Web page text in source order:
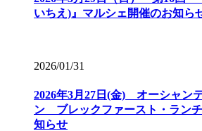
いちえ)』マルシェ開催のお知ら
2026/01/31
2026年3月27日(金) オーシャン
ン ブレックファースト・ラン
知らせ